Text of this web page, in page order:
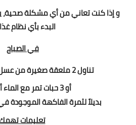
و إذا كنت تعاني من أي مشكلة
البدء بأي نظام
في الصباح
تناول 2 ملعقة صغيرة من عسل النحل مع الماء
أو3 حبات تمر مع الماء أو الحليب
بديلاً لثمرة الفاكهة الموجودة
تعليمات